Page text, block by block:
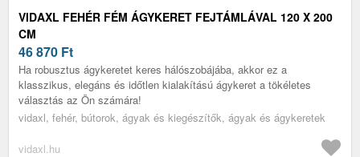
VIDAXL FEHÉR FÉM ÁGYKERET FEJTÁMLÁVAL 120 X 200
CM
46 870 Ft
Ha robusztus ágykeretet keres hálószobájába, akkor ez a
klasszikus, elegáns és időtlen kialakítású ágykeret a tökéletes
választás az Ön számára!
vidaxl, fehér, bútorok, ágyak és kiegészítők, ágyak és ágykeretek
vidaxl.hu